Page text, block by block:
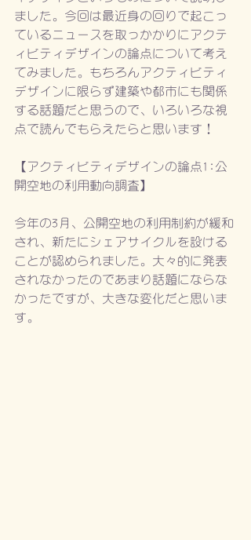
ました。今回は最近身の回りで起こっ
ているニュースを取っかかりにアクテ
ィビティデザインの論点について考え
てみました。もちろんアクティビティ
デザインに限らず建築や都市にも関係
する話題だと思うので、いろいろな視
点で読んでもらえたらと思います！
【アクティビティデザインの論点1:公
開空地の利用動向調査】
今年の3月、公開空地の利用制約が緩和
され、新たにシェアサイクルを設ける
ことが認められました。大々的に発表
されなかったのであまり話題にならな
かったですが、大きな変化だと思いま
す。